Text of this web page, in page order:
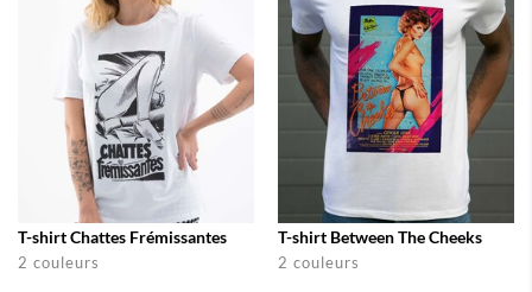
T-shirt Chattes Frémissantes
2 couleurs
T-shirt Between The Cheeks
2 couleurs